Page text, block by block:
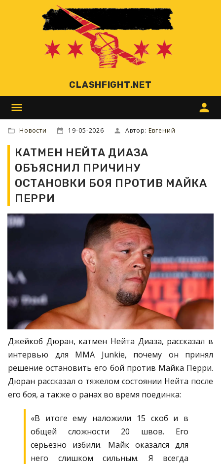
CLASHFIGHT.NET
menu person
Новости 19-05-2026 Автор:Евгений
КАТМЕН НЕЙТА ДИАЗА
ОБЪЯСНИЛ ПРИЧИНУ
ОСТАНОВКИ БОЯ ПРОТИВ МАЙКА
ПЕРРИ
Джейкоб Дюран, катмен Нейта Диаза, рассказал в
интервью для MMA Junkie, почему он принял
решение остановить его бой против Майка Перри.
Дюран рассказал о тяжелом состоянии Нейта после
его боя, а также о ранах во время поединка:
«В итоге ему наложили 15 скоб и в
общей сложности 20 швов. Его
серьезно избили. Майк оказался для
него слишком сильным. Я всегда